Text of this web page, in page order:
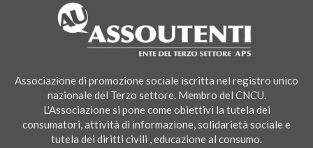
Associazione di promozione sociale iscritta nel registro unico
nazionale del Terzo settore. Membro del CNCU.
L'Associazione si pone come obiettivi la tutela dei
consumatori, attività di informazione, solidarietà sociale e
tutela dei diritti civili , educazione al consumo.